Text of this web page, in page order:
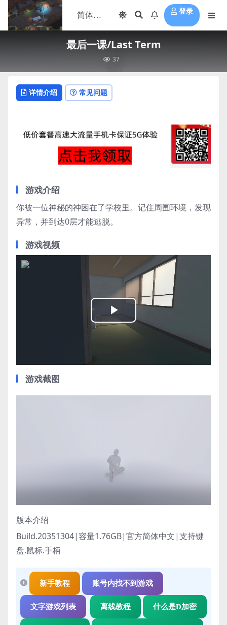
登录
最后一课/Last Term
37
详情介绍 常见问题
游戏介绍
你被一位神秘的神困在了学校里。记住周围环境，发现
异常，并到达0层才能逃脱。
游戏视频
Play
游戏截图
版本介绍
Build.20351304|容量1.76GB|官方简体中文|支持键
盘.鼠标.手柄
新手教程 账号内找不到游戏
文字游戏列表 离线教程 什么是D加密